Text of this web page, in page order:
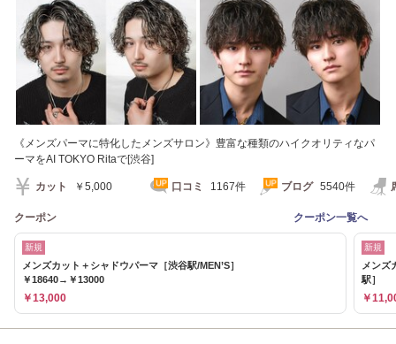
《メンズパーマに特化したメンズサロン》豊富な種類のハイクオリティなパ
ーマをAI TOKYO Ritaで[渋谷]
カット ￥5,000 口コミ 1167件 ブログ 5540件
クーポン クーポン一覧へ
新規
メンズカット＋シャドウパーマ［渋谷駅/MEN’S］
￥18640→￥13000
￥13,000
新規
メンズ
駅］
￥